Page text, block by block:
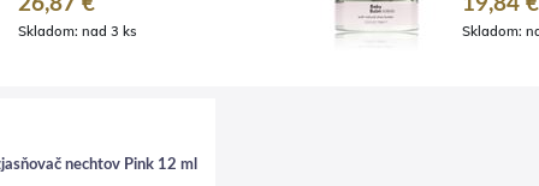
Skladom: nad 3 ks Skladom:
nechtov Pink 12 ml